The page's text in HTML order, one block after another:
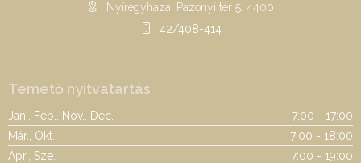
Nyíregyháza, Pazonyi tér 5. 4400
42/408-414
Temető nyitvatartás
Jan., Feb., Nov., Dec.
7:00 - 17:00
Már., Okt.
7:00 - 18:00
Ápr., Sze.
7:00 - 19:00